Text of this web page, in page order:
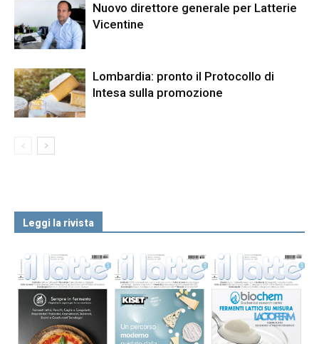
Nuovo direttore generale per Latterie
Vicentine
Lombardia: pronto il Protocollo di
Intesa sulla promozione
Leggi la rivista